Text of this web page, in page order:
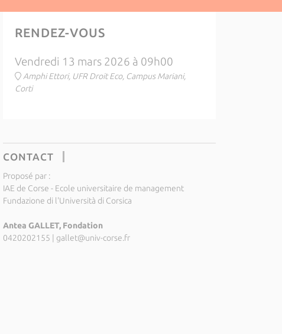
RENDEZ-VOUS
Vendredi 13 mars 2026 à 09h00
Amphi Ettori, UFR Droit Eco, Campus Mariani,
Corti
CONTACT
Proposé par :
IAE de Corse - Ecole universitaire de management
Fundazione di l'Università di Corsica
Antea GALLET, Fondation
0420202155
gallet@univ-corse.fr